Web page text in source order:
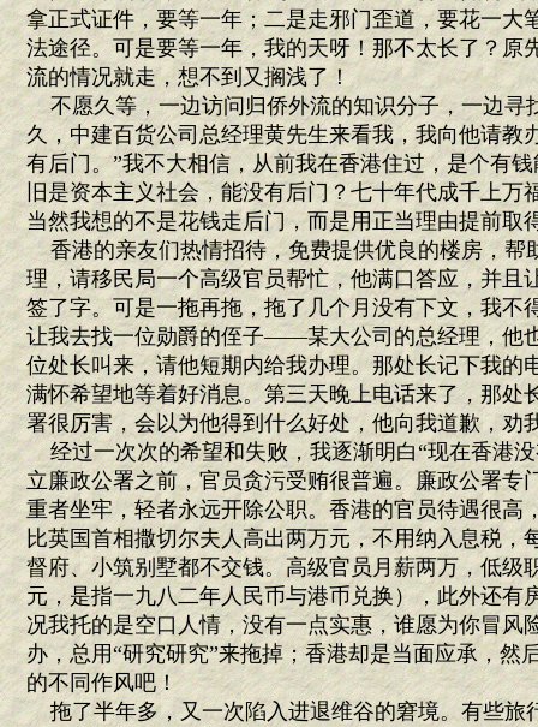
拿正式证件，要等一年；二是走邪门歪道，要花一大
法途径。可是要等一年，我的天呀！那不太长了？原
流的情况就走，想不到又搁浅了！
不愿久等，一边访问归侨外流的知识分子，一边寻
久，中建百货公司总经理黄先生来看我，我向他请教
有后门。”我不大相信，从前我在香港住过，是个有
旧是资本主义社会，能没有后门？七十年代成千上万
当然我想的不是花钱走后门，而是用正当理由提前取
香港的亲友们热情招待，免费提供优良的楼房，帮
理，请移民局一个高级官员帮忙，他满口答应，并且
签了字。可是一拖再拖，拖了几个月没有下文，我不
让我去找一位勋爵的侄子——某大公司的总经理，他
位处长叫来，请他短期内给我办理。那处长记下我的
满怀希望地等着好消息。第三天晚上电话来了，那处
署很厉害，会以为他得到什么好处，他向我道歉，劝
经过一次次的希望和失败，我逐渐明白“现在香港没
立廉政公署之前，官员贪污受贿很普遍。廉政公署专
重者坐牢，轻者永远开除公职。香港的官员待遇很高
比英国首相撒切尔夫人高出两万元，不用纳入息税，
督府、小筑别墅都不交钱。高级官员月薪两万，低级
元，是指一九八二年人民币与港币兑换），此外还有
况我托的是空口人情，没有一点实惠，谁愿为你冒风
办，总用“研究研究”来拖掉；香港却是当面应承，然
的不同作风吧！
拖了半年多，又一次陷入进退维谷的窘境。有些旅